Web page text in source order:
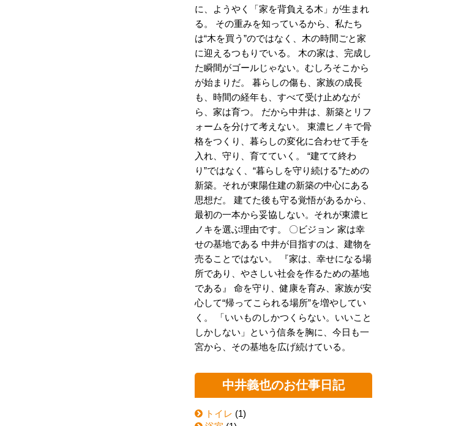
に、ようやく「家を背負える木」が生まれ
る。 その重みを知っているから、私たち
は“木を買う”のではなく、木の時間ごと家
に迎えるつもりでいる。 木の家は、完成し
た瞬間がゴールじゃない。むしろそこから
が始まりだ。 暮らしの傷も、家族の成長
も、時間の経年も、すべて受け止めなが
ら、家は育つ。 だから中井は、新築とリフ
ォームを分けて考えない。 東濃ヒノキで骨
格をつくり、暮らしの変化に合わせて手を
入れ、守り、育てていく。 “建てて終わ
り”ではなく、“暮らしを守り続ける”ための
新築。それが東陽住建の新築の中心にある
思想だ。 建てた後も守る覚悟があるから、
最初の一本から妥協しない。それが東濃ヒ
ノキを選ぶ理由です。 〇ビジョン 家は幸
せの基地である 中井が目指すのは、建物を
売ることではない。 『家は、幸せになる場
所であり、やさしい社会を作るための基地
である』 命を守り、健康を育み、家族が安
心して“帰ってこられる場所”を増やしてい
く。 「いいものしかつくらない。いいこと
しかしない」という信条を胸に、今日も一
宮から、その基地を広げ続けている。
中井義也のお仕事日記
トイレ (1)